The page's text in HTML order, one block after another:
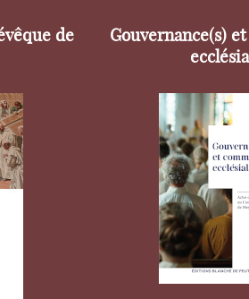
de
Gouvernance(s)